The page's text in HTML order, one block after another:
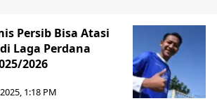
Persib Bisa Atasi
Laga Perdana
2026
1:18 PM